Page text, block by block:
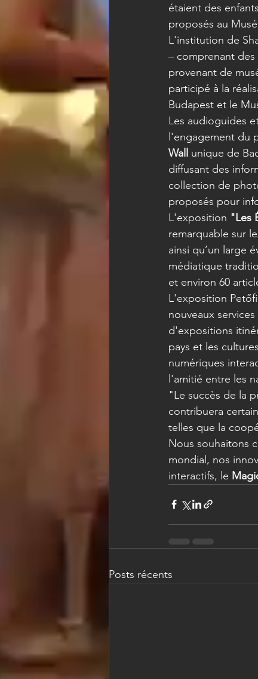
étaient des
proposés au
L'institution de
– comprenant
provenant de
participé à la
Budapest et le
Les audioguides
l'engagement du
Wall
unique de
diffusant des
collection de
proposés pour
L'exposition "Les
remarquable sur
ainsi qu’un large
médiatique
et environ 60
L'exposition
nouveaux
d'expositions
pays et les
numériques
l'amitié entre les
"Le succès de la
contribuera
telles que la
Nous souhaitons
mondial, nos
interactifs, le
Posts récents